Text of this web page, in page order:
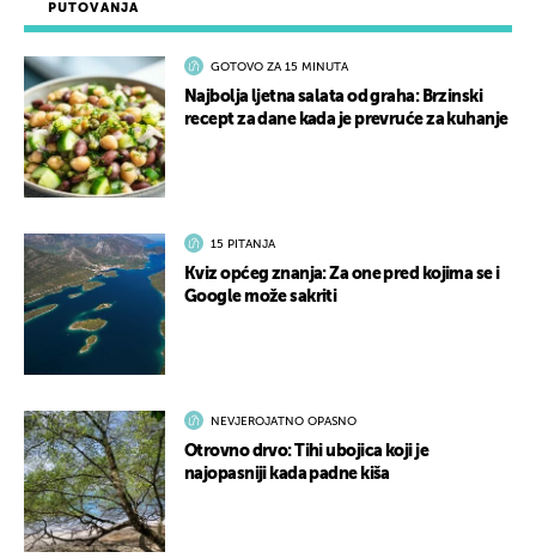
PUTOVANJA
GOTOVO ZA 15 MINUTA
Najbolja ljetna salata od graha: Brzinski
recept za dane kada je prevruće za kuhanje
15 PITANJA
Kviz općeg znanja: Za one pred kojima se i
Google može sakriti
NEVJEROJATNO OPASNO
Otrovno drvo: Tihi ubojica koji je
najopasniji kada padne kiša